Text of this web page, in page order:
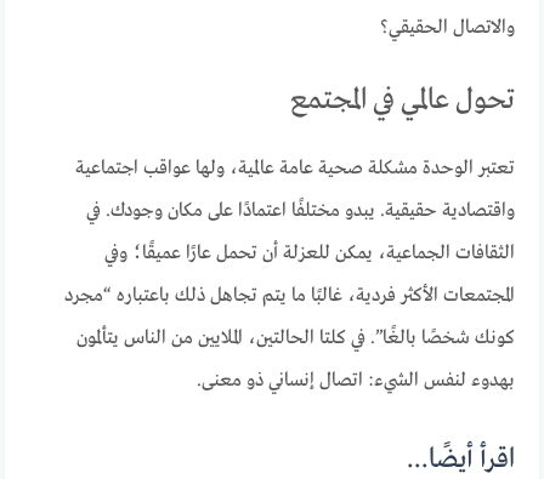
والاتصال الحقيقي؟
تحول عالمي في المجتمع
تعتبر الوحدة مشكلة صحية عامة عالمية، ولها عواقب اجتماعية
واقتصادية حقيقية. يبدو مختلفًا اعتمادًا على مكان وجودك. في
الثقافات الجماعية، يمكن للعزلة أن تحمل عارًا عميقًا؛ وفي
المجتمعات الأكثر فردية، غالبًا ما يتم تجاهل ذلك باعتباره “مجرد
كونك شخصًا بالغًا”. في كلتا الحالتين، الملايين من الناس يتألمون
بهدوء لنفس الشيء: اتصال إنساني ذو معنى.
اقرأ أيضًا...